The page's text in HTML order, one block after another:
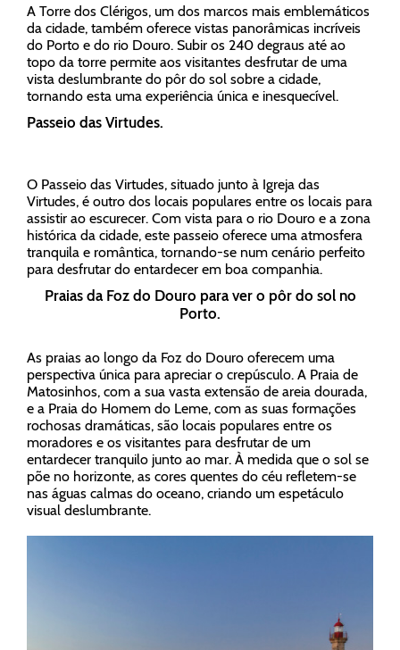
A Torre dos Clérigos, um dos marcos mais emblemáticos
da cidade, também oferece vistas panorâmicas incríveis
do Porto e do rio Douro. Subir os 240 degraus até ao
topo da torre permite aos visitantes desfrutar de uma
vista deslumbrante do pôr do sol sobre a cidade,
tornando esta uma experiência única e inesquecível.
Passeio das Virtudes.
O Passeio das Virtudes, situado junto à Igreja das
Virtudes, é outro dos locais populares entre os locais para
assistir ao escurecer. Com vista para o rio Douro e a zona
histórica da cidade, este passeio oferece uma atmosfera
tranquila e romântica, tornando-se num cenário perfeito
para desfrutar do entardecer em boa companhia.
Praias da Foz do Douro para ver o pôr do sol no
Porto.
As praias ao longo da Foz do Douro oferecem uma
perspectiva única para apreciar o crepúsculo. A Praia de
Matosinhos, com a sua vasta extensão de areia dourada,
e a Praia do Homem do Leme, com as suas formações
rochosas dramáticas, são locais populares entre os
moradores e os visitantes para desfrutar de um
entardecer tranquilo junto ao mar. À medida que o sol se
põe no horizonte, as cores quentes do céu refletem-se
nas águas calmas do oceano, criando um espetáculo
visual deslumbrante.